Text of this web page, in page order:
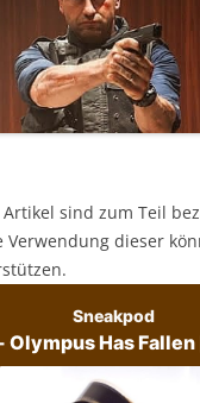
sind zum Teil
Verwendung dieser